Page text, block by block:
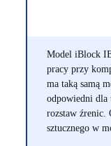
Model iBlock
pracy przy
ma taką samą
odpowiedni dla
rozstaw źrenic.
sztucznego w